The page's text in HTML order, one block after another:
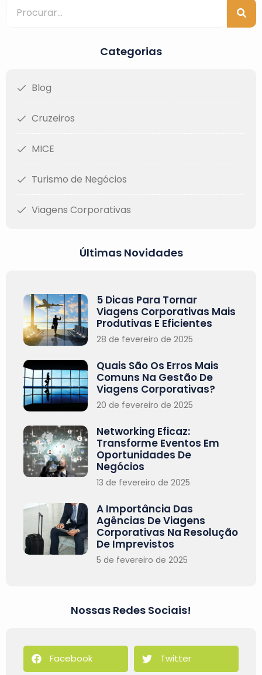
Categorias
Blog
Cruzeiros
MICE
Turismo de Negócios
Viagens Corporativas
Últimas Novidades
5 Dicas Para Tornar
Viagens Corporativas Mais
Produtivas E Eficientes
28 de fevereiro de 2025
Quais São Os Erros Mais
Comuns Na Gestão De
Viagens Corporativas?
20 de fevereiro de 2025
Networking Eficaz:
Transforme Eventos Em
Oportunidades De
Negócios
13 de fevereiro de 2025
A Importância Das
Agências De Viagens
Corporativas Na Resolução
De Imprevistos
5 de fevereiro de 2025
Nossas Redes Sociais!
Facebook Twitter